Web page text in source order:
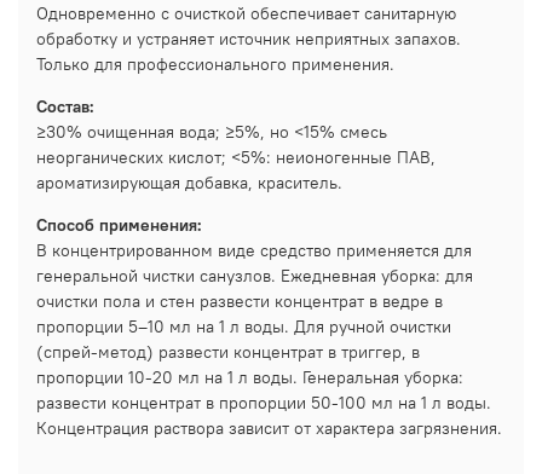
Одновременно с очисткой обеспечивает санитарную
обработку и устраняет источник неприятных запахов.
Только для профессионального применения.
Состав:
≥30% очищенная вода; ≥5%, но <15% смесь
неорганических кислот; <5%: неионогенные ПАВ,
ароматизирующая добавка, краситель.
Способ применения:
В концентрированном виде средство применяется для
генеральной чистки санузлов. Ежедневная уборка: для
очистки пола и стен развести концентрат в ведре в
пропорции 5–10 мл на 1 л воды. Для ручной очистки
(спрей-метод) развести концентрат в триггер, в
пропорции 10-20 мл на 1 л воды. Генеральная уборка:
развести концентрат в пропорции 50-100 мл на 1 л воды.
Концентрация раствора зависит от характера загрязнения.